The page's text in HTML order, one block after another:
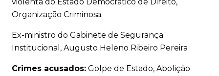
violenta do Estado Democrático de Direito,
Organização Criminosa.
Ex-ministro do Gabinete de Segurança
Institucional, Augusto Heleno Ribeiro Pereira
Crimes acusados: Golpe de Estado, Abolição